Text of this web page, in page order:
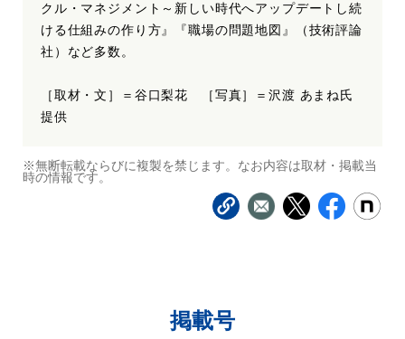
クル・マネジメント～新しい時代へアップデートし続
ける仕組みの作り方』『職場の問題地図』（技術評論
社）など多数。
［取材・文］＝谷口梨花 ［写真］＝沢渡 あまね氏
提供
※無断転載ならびに複製を禁じます。なお内容は取材・掲載当
時の情報です。
掲載号